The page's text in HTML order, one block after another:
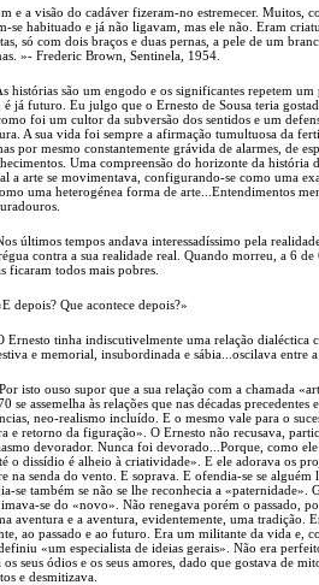
e a visão do cadáver fizeram-no estremecer. Muitos,
se habituado e já não ligavam, mas ele não. Eram
só com dois braços e duas pernas, a pele de um
»- Frederic Brown, Sentinela, 1954.
histórias são um engodo e os significantes repetem um
é já futuro. Eu julgo que o Ernesto de Sousa teria
foi um cultor da subversão dos sentidos e um
A sua vida foi sempre a afirmação tumultuosa da
por mesmo constantemente grávida de alarmes, de
Uma compreensão do horizonte da história
a arte se movimentava, configurando-se como uma
uma heterogénea forma de arte...Entendimentos
últimos tempos andava interessadíssimo pela
contra a sua realidade real. Quando morreu, a 6
ficaram todos mais pobres.
depois? Que acontece depois?»
Ernesto tinha indiscutivelmente uma relação dialéctica
e memorial, insubordinada e sábia...oscilava entre a
isto ouso supor que a sua relação com a chamada
se assemelha às relações que nas décadas precedentes
neo-realismo incluído. E o mesmo vale para o
e retorno da figuração». O Ernesto não recusava,
devorador. Nunca foi devorado...Porque, como
o dissídio é alheio à criatividade». E ele adorava os
na senda do vento. E soprava. E ofendia-se se alguém
se também se não se lhe reconhecia a «paternidade».
se do «novo». Não renegava porém o passado,
aventura e a aventura, evidentemente, uma tradição.
ao passado e ao futuro. Era um militante da vida e,
«um especialista de ideias gerais». Não era
seus ódios e os seus amores, dado que gostava de
e desmitizava.